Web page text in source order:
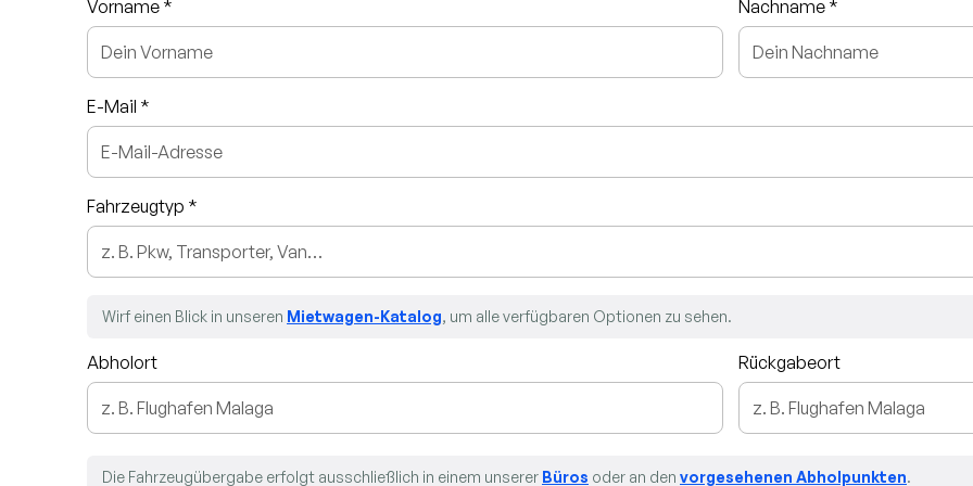
Vorname * Nachname *
E-Mail *
Fahrzeugtyp *
Wirf einen Blick in unseren Mietwagen-Katalog, um alle verfügbaren Optionen zu sehen.
Abholort Rückgabeort
Die Fahrzeugübergabe erfolgt ausschließlich in einem unserer Büros oder an den vorgesehenen Abholpunkten.